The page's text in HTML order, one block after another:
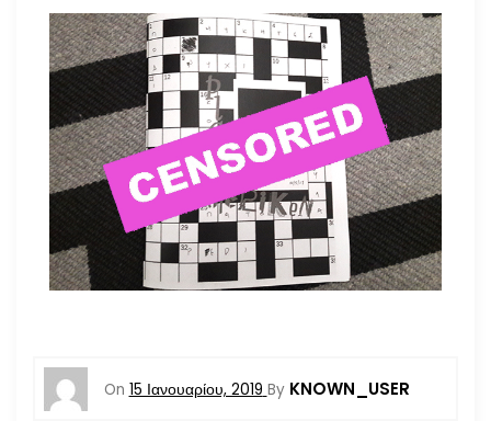
On 15 Ιανουαρίου, 2019 By KNOWN_USER